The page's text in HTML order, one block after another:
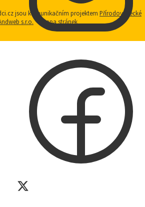
jsou komunikačním projektem Přírodovědecké
s.r.o. Mapa stránek